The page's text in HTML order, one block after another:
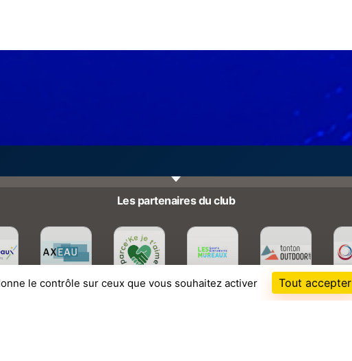
Les partenaires du club
le contrôle sur ceux que vous souhaitez activer Tout accepter